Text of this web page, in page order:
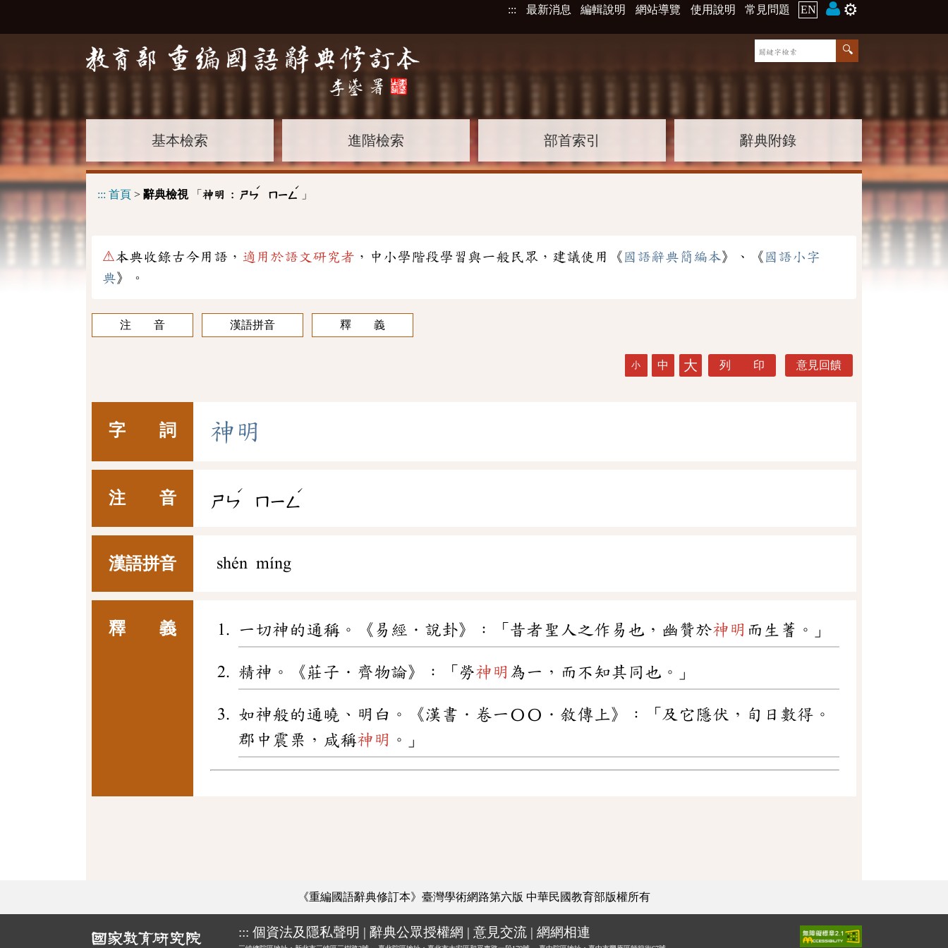
::: 最新消息 編輯說明 網站導覽 使用說明 常見問題 EN ⚙️
基本檢索 進階檢索 部首索引 辭典附錄
::: 首頁 > 辭典檢視「 神明 : ㄕㄣ
ˊ
ㄇㄧㄥ
ˊ
」
⚠本典收錄古今用語， 適用於語文研究者 ，中小學階段學習與一般民眾，建議使用《 國語辭典簡編本》、《 國語小字
典》。
注 音 漢語拼音 釋 義
小 中 大 列 印 意見回饋
字 詞 神 明
注 音 ㄕㄣ
ˊ
ㄇㄧㄥ
ˊ
漢語拼音 shén míng
釋 義 一切神的通稱。《易經．說卦》：「昔者聖人之作易也，幽贊於神明 而生蓍。」
精神。《莊子．齊物論》：「勞神明 為一，而不知其同也。」
如神般的通曉、明白。《漢書．卷一〇〇．敘傳上》：「及它隱伏，旬日數得。
郡中震栗，咸稱神明 。」
《重編國語辭典修訂本》臺灣學術網路第六版 中華民國教育部版權所有
::: 個資法及隱私聲明 | 辭典公眾授權網 | 意見交流 | 網網相連